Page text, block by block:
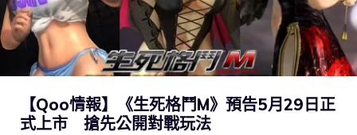
【Qoo情報】《生死格鬥M》預告5月29日正
式上市 搶先公開對戰玩法